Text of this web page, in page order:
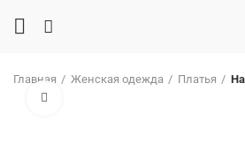
Главная Женская одежда Платья